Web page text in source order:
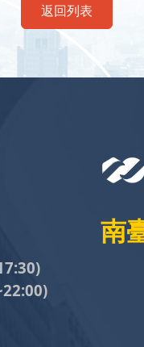
返回列表
南